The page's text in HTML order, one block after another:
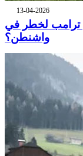
13-04-2026
لخطر في
واشنطن؟